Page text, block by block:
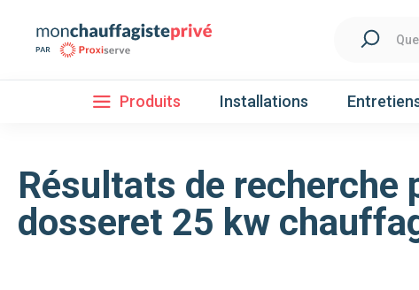
Produits
Installation
Découvrez nos forfaits d'installationsPompe à
Installations
Résultats de recherche
dosseret 25 kw